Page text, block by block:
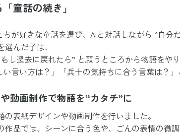
童話の続き」
ちが好きな童話を選び、AIと対話しながら “自分
選んだ子は、
し過去に戻れたら” と願うところから物語をや
い言い方は？」「兵十の気持ちに合う言葉は？
動画制作で物語を“カタチ”に
の表紙デザインや動画制作を行いました。
作品では、シーンに合う色や、ごんの表情の微